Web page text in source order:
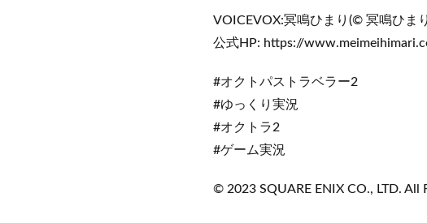
VOICEVOX:冥鳴ひまり(© 冥鳴ひま
公式HP: https://
#オクトパストラベラー2
#ゆっくり実況
#オクトラ2
#ゲーム実況
© 2023 SQUARE ENIX CO., LTD. All